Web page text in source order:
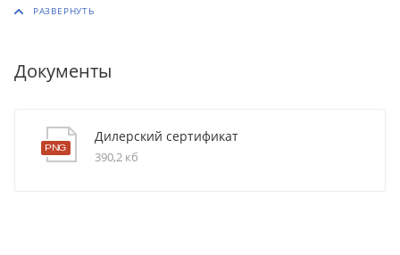
Документы
Дилерский сертификат
390,2 кб